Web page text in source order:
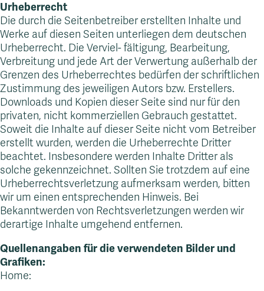
Urheberrecht
Die durch die Seitenbetreiber erstellten Inhalte und
Werke auf diesen Seiten unterliegen dem deutschen
Urheberrecht. Die Verviel- fältigung, Bearbeitung,
Verbreitung und jede Art der Verwertung außerhalb der
Grenzen des Urheberrechtes bedürfen der schriftlichen
Zustimmung des jeweiligen Autors bzw. Erstellers.
Downloads und Kopien dieser Seite sind nur für den
privaten, nicht kommerziellen Gebrauch gestattet.
Soweit die Inhalte auf dieser Seite nicht vom Betreiber
erstellt wurden, werden die Urheberrechte Dritter
beachtet. Insbesondere werden Inhalte Dritter als
solche gekennzeichnet. Sollten Sie trotzdem auf eine
Urheberrechtsverletzung aufmerksam werden, bitten
wir um einen entsprechenden Hinweis. Bei
Bekanntwerden von Rechtsverletzungen werden wir
derartige Inhalte umgehend entfernen.
Quellenangaben für die verwendeten Bilder und
Grafiken:
Home: